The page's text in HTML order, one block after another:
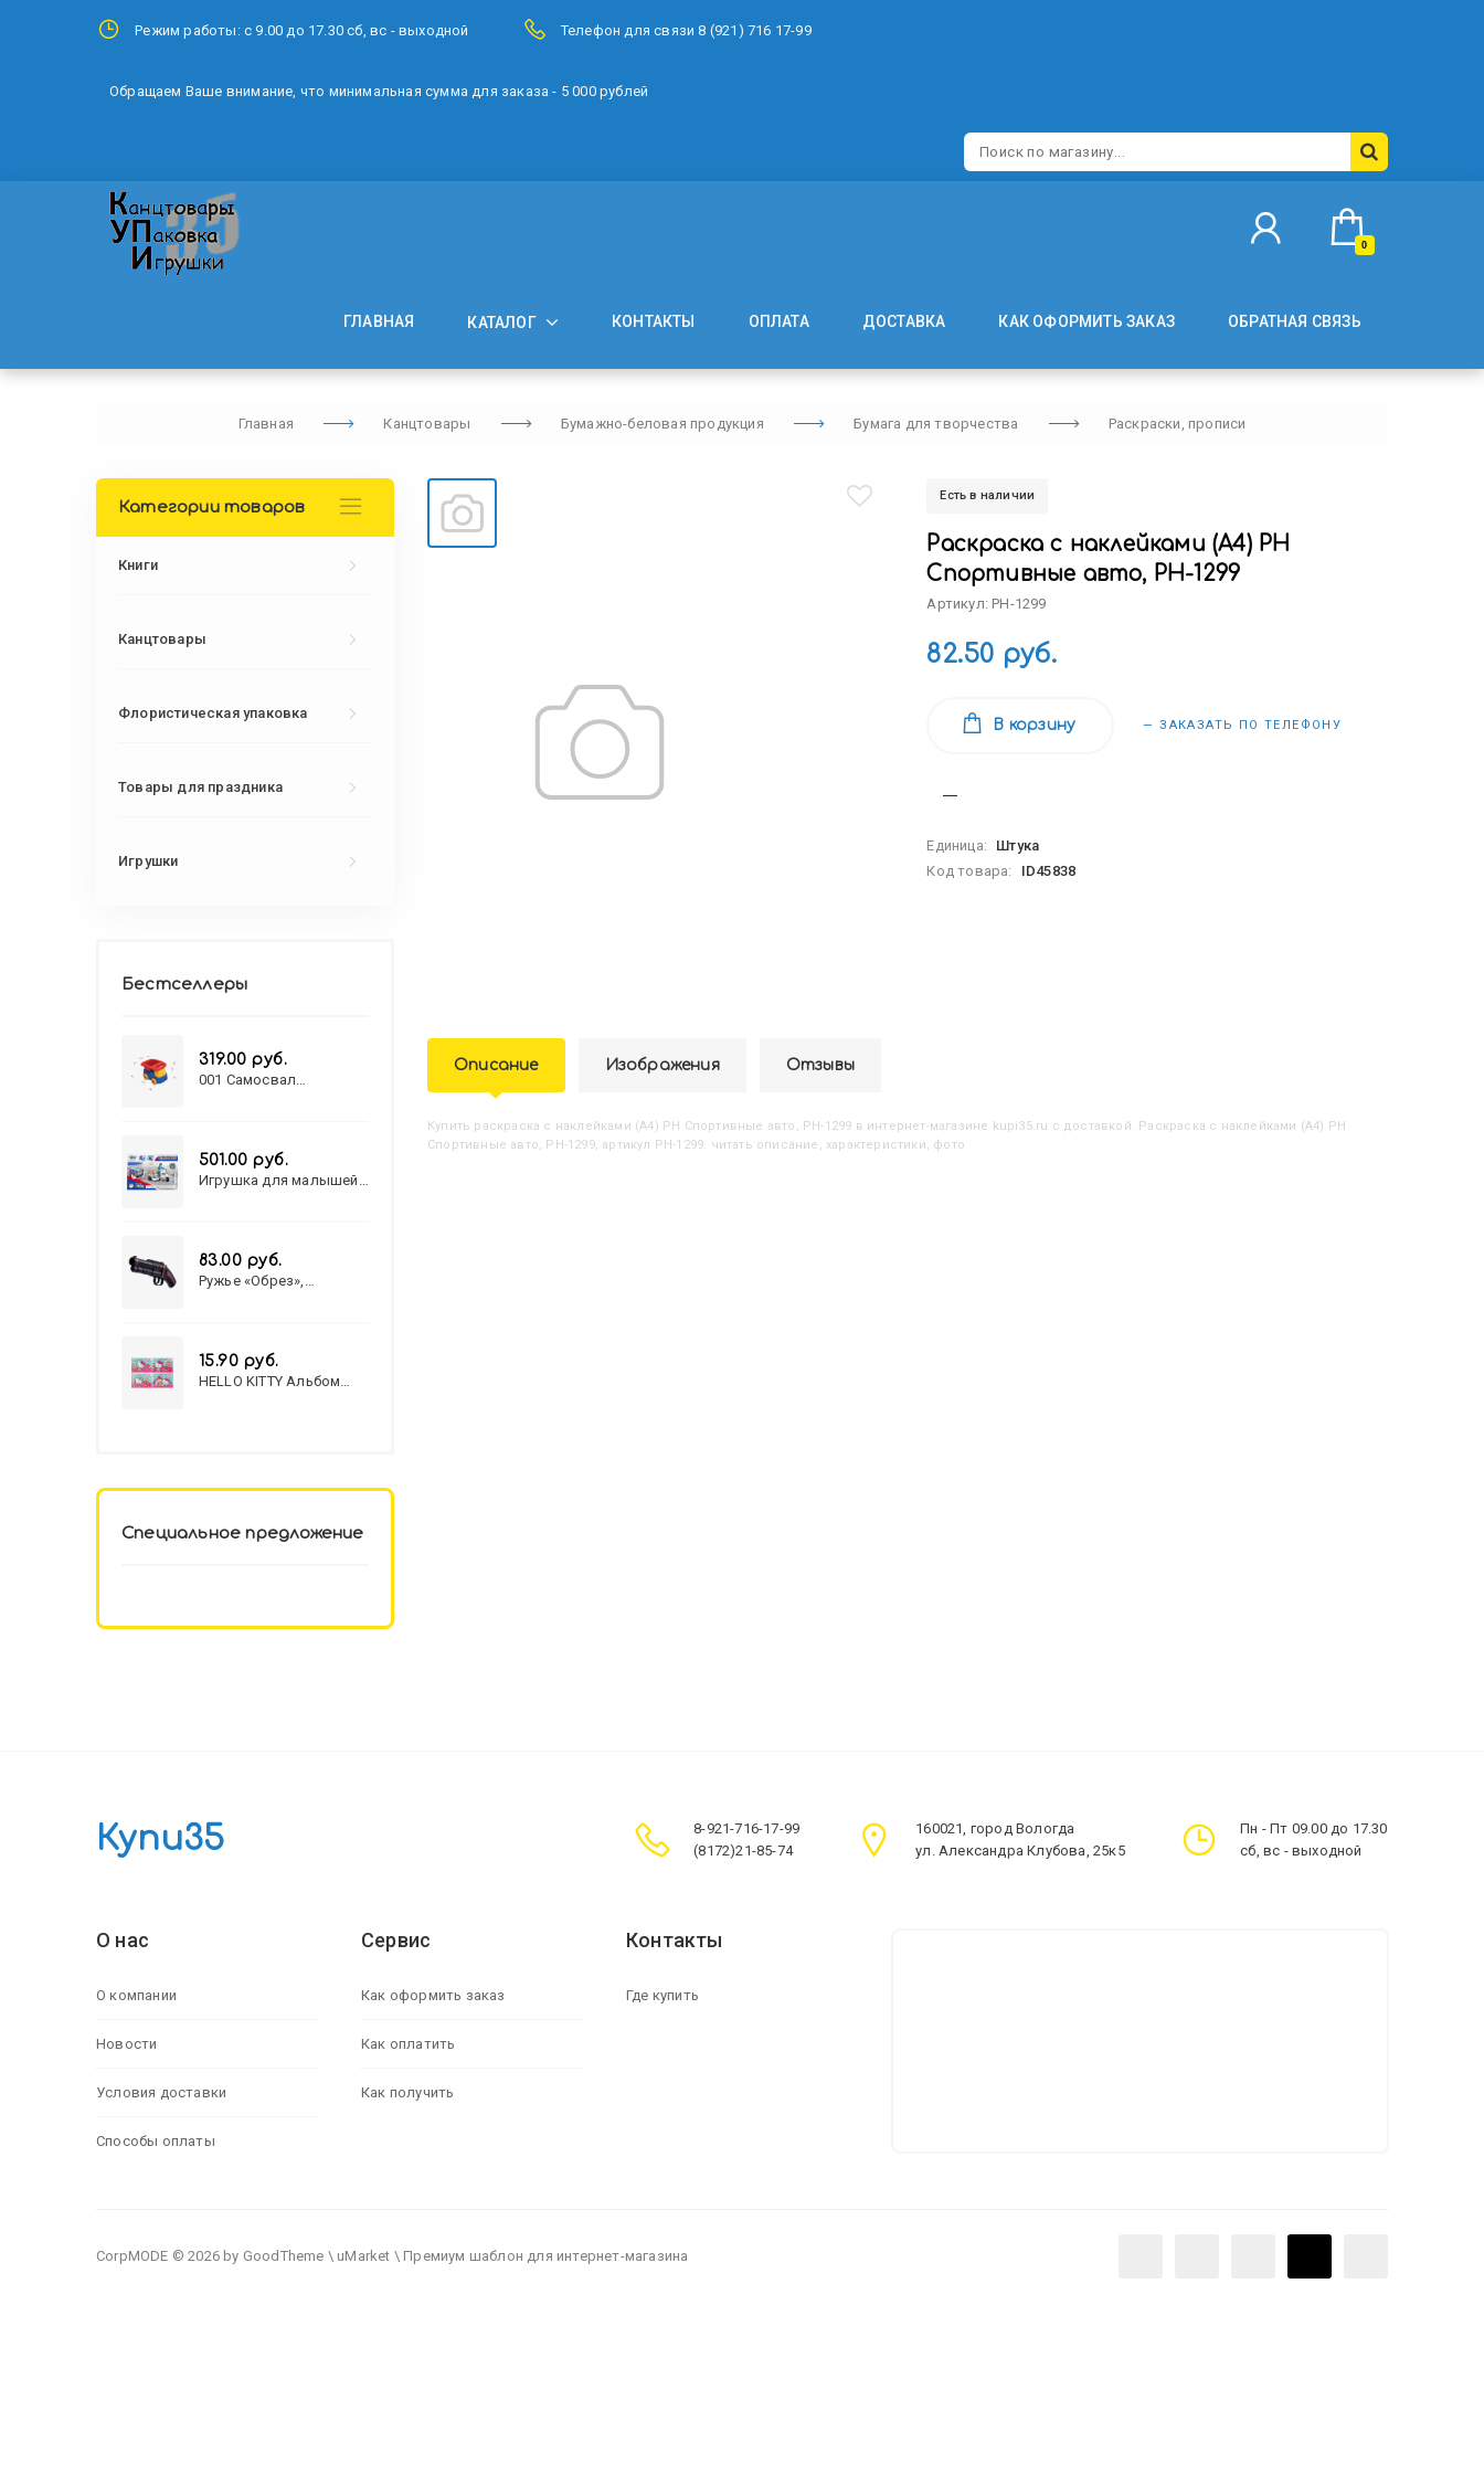
Режим работы: с 9.00 до 17.30 сб, вс - выходной Телефон для связи 8 (921) 716 17-99
Обращаем Ваше внимание, что минимальная сумма для заказа - 5 000 рублей
0
ГЛАВНАЯ КАТАЛОГ КОНТАКТЫ ОПЛАТА ДОСТАВКА КАК ОФОРМИТЬ ЗАКАЗ ОБРАТНАЯ СВЯЗЬ
Главная Канцтовары Бумажно-беловая продукция Бумага для творчества Раскраски, прописи
Есть в наличии
Раскраска с наклейками (А4) РН
Спортивные авто, РН-1299
Артикул: РН-1299
82.50 руб.
В корзину — ЗАКАЗАТЬ ПО ТЕЛЕФОНУ
Единица:
Штука
Код товара:
ID45838
Описание Изображения Отзывы
Купить Раскраска с наклейками (А4) РН Спортивные авто, РН-1299 в интернет-магазине kupi35.ru с доставкой. Раскраска с наклейками (А4) РН
Спортивные авто, РН-1299, артикул РН-1299: читать описание, характеристики, фото
Категории товаров
Книги
Канцтовары
Флористическая упаковка
Товары для праздника
Игрушки
Бестселлеры
319.00 руб.
001 Самосвал
501.00 руб.
Игрушка для малышей
83.00 руб.
Ружье «Обрез»,
15.90 руб.
HELLO KITTY Альбом
Специальное предложение
Купи35
8-921-716-17-99
(8172)21-85-74
160021, город Вологда
ул. Александра Клубова, 25к5
Пн - Пт 09.00 до 17.30
сб, вс - выходной
О нас
О компании
Новости
Условия доставки
Способы оплаты
Сервис
Как оформить заказ
Как оплатить
Как получить
Контакты
Где купить
CorpMODE © 2026 by GoodTheme \ uMarket \ Премиум шаблон для интернет-магазина